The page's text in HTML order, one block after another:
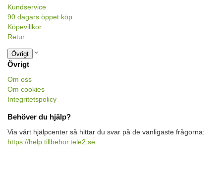
Kundservice
90 dagars öppet köp
Köpevillkor
Retur
Övrigt
Övrigt
Om oss
Om cookies
Integritetspolicy
Behöver du hjälp?
Via vårt hjälpcenter så hittar du svar på de vanligaste frågorna:
https://help.tillbehor.tele2.se